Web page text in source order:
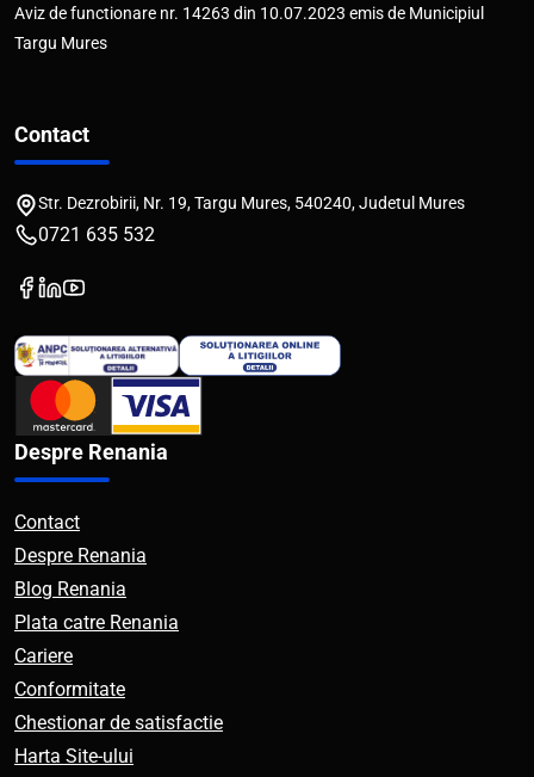
Aviz de functionare nr. 14263 din 10.07.2023 emis de Municipiul
Targu Mures
Contact
Str. Dezrobirii, Nr. 19, Targu Mures, 540240, Judetul Mures
0721 635 532
Despre Renania
Contact
Despre Renania
Blog Renania
Plata catre Renania
Cariere
Conformitate
Chestionar de satisfactie
Harta Site-ului